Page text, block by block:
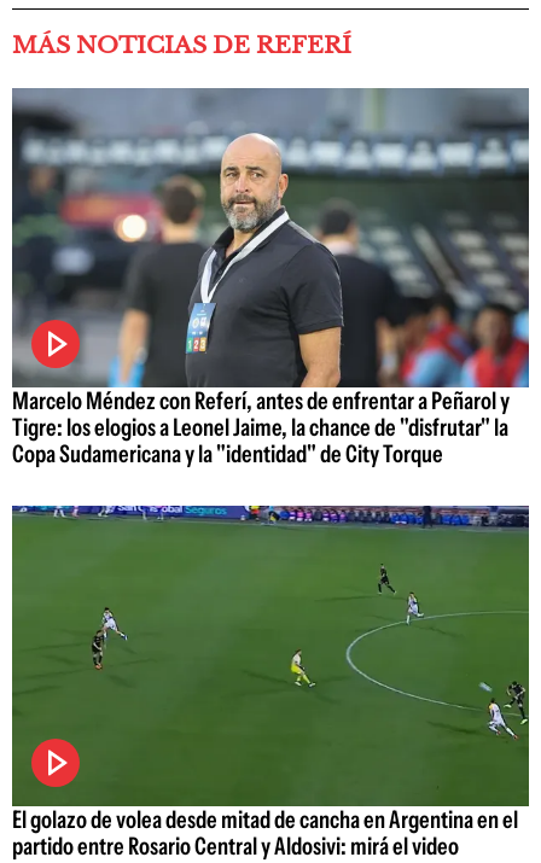
MÁS NOTICIAS DE REFERÍ
Marcelo Méndez con Referí, antes de enfrentar a Peñarol y
Tigre: los elogios a Leonel Jaime, la chance de "disfrutar" la
Copa Sudamericana y la "identidad" de City Torque
El golazo de volea desde mitad de cancha en Argentina en el
partido entre Rosario Central y Aldosivi: mirá el video